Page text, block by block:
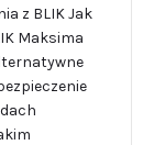
z BLIK Jak
Maksima